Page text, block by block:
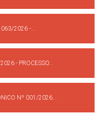
063/2026 -...
- PROCESSO...
Nº 001/2026...